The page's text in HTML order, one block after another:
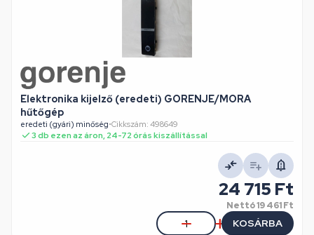
Elektronika kijelző (eredeti) GORENJE/MORA
hűtőgép
eredeti (gyári) minőség•Cikkszám: 498649
3 db ezen az áron, 24-72 órás kiszállítással
24 715 Ft
Nettó19 461 Ft
KOSÁRBA